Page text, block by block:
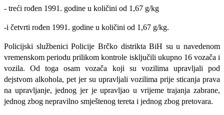
- treći rođen 1991. godine u količini od 1,67 g/kg
-i četvrti rođen 1991. godine u količini od 1,67 g/kg.
Policijski službenici Policije Brčko distrikta BiH su u navedenom
vremenskom periodu prilikom kontrole isključili ukupno 16 vozača i
vozila. Od toga osam vozača koji su vozilima upravljali pod
dejstvom alkohola, pet jer su upravljali vozilima prije sticanja prava
na upravljanje, jednog jer je upravljao u vrijeme trajanja zabrane,
jednog zbog nepravilno smještenog tereta i jednog zbog pretovara.